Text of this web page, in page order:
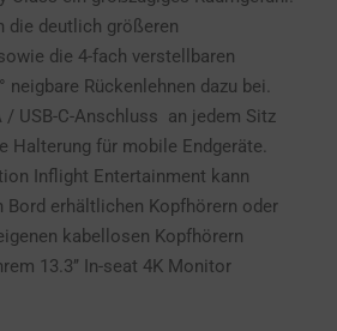
die deutlich größeren
die 4-fach verstellbaren
neigbare Rückenlehnen dazu bei.
/ USB-C-Anschluss an jedem Sitz
Halterung für mobile Endgeräte.
Inflight Entertainment kann
Bord erhältlichen Kopfhörern oder
kabellosen Kopfhörern
13.3’’ In-seat 4K Monitor